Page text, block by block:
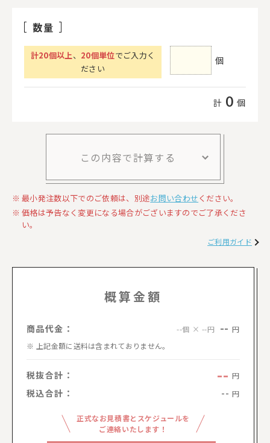
数量
計20個以上、 20個単位でご入力く
ださい
個
計 0 個
この内容で計算する
最小発注数以下でのご依頼は、別途お問い合わせください。
価格は予告なく変更になる場合がございますのでご了承くださ
い。
ご利用ガイド
概算金額
商品代金： --個 × --円 -- 円
上記金額に送料は含まれておりません。
税抜合計： -- 円
税込合計： -- 円
正式なお見積書とスケジュールを
ご連絡いたします！